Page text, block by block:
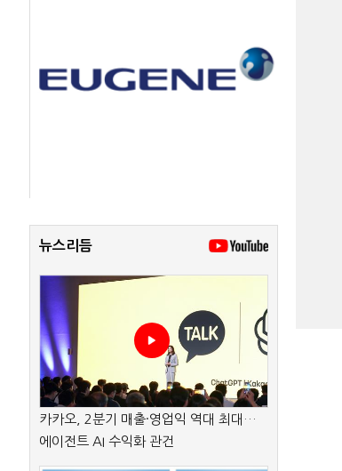
뉴스리듬
카카오, 2분기 매출·영업익 역대 최대…
에이전트 AI 수익화 관건